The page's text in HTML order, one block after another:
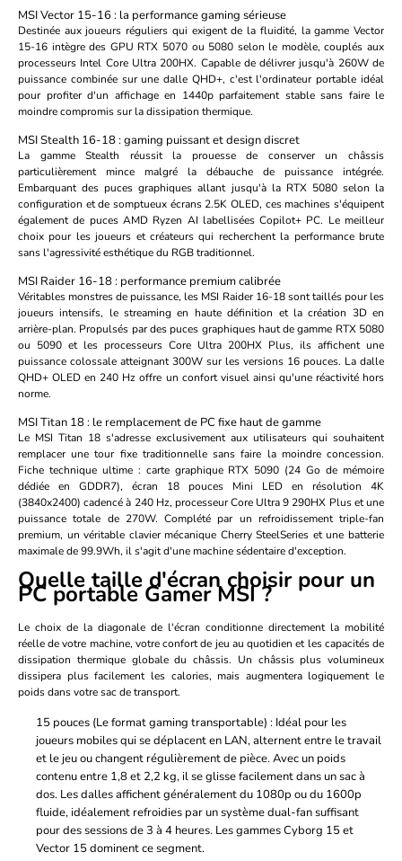
MSI Vector 15-16 : la performance gaming sérieuse
Destinée aux joueurs réguliers qui exigent de la fluidité, la gamme Vector
15-16 intègre des GPU RTX 5070 ou 5080 selon le modèle, couplés aux
processeurs Intel Core Ultra 200HX. Capable de délivrer jusqu'à 260W de
puissance combinée sur une dalle QHD+, c'est l'ordinateur portable idéal
pour profiter d'un affichage en 1440p parfaitement stable sans faire le
moindre compromis sur la dissipation thermique.
MSI Stealth 16-18 : gaming puissant et design discret
La gammeStealth réussit la prouesse de conserver un châssis
particulièrement mince malgré la débauche de puissance intégrée.
Embarquant des puces graphiques allant jusqu'à la RTX 5080 selon la
configuration et de somptueux écrans 2.5K OLED, ces machines s'équipent
également de puces AMD Ryzen AI labellisées Copilot+ PC. Le meilleur
choix pour les joueurs et créateurs qui recherchent la performance brute
sans l'agressivité esthétique du RGB traditionnel.
MSI Raider 16-18 : performance premium calibrée
Véritables monstres de puissance, les MSI Raider 16-18sont taillés pour les
joueurs intensifs, le streaming en haute définition et la création 3D en
arrière-plan. Propulsés par des puces graphiques haut de gamme RTX 5080
ou 5090 et les processeurs Core Ultra 200HX Plus, ils affichent une
puissance colossale atteignant 300W sur les versions 16 pouces. La dalle
QHD+ OLED en 240 Hz offre un confort visuel ainsi qu'une réactivité hors
norme.
MSI Titan 18 : le remplacement de PC fixe haut de gamme
Le MSI Titan 18 s'adresse exclusivement aux utilisateurs qui souhaitent
remplacer une tour fixe traditionnelle sans faire la moindre concession.
Fiche technique ultime : carte graphique RTX 5090 (24 Go de mémoire
dédiée en GDDR7), écran 18 pouces Mini LED en résolution 4K
(3840x2400) cadencé à 240 Hz, processeur Core Ultra 9 290HX Plus et une
puissance totale de 270W. Complété par un refroidissement triple-fan
premium, un véritable clavier mécanique Cherry SteelSeries et une batterie
maximale de 99.9Wh, il s'agit d'une machine sédentaire d'exception.
Quelle taille d'écran choisir pour un
PC portable Gamer MSI ?
Le choix de la diagonale de l'écran conditionne directement la mobilité
réelle de votre machine, votre confort de jeu au quotidien et les capacités de
dissipation thermique globale du châssis. Un châssis plus volumineux
dissipera plus facilement les calories, mais augmentera logiquement le
poids dans votre sac de transport.
15 pouces (Le format gaming transportable) : Idéal pour les
joueurs mobiles qui se déplacent en LAN, alternent entre le travail
et le jeu ou changent régulièrement de pièce. Avec un poids
contenu entre 1,8 et 2,2 kg, il se glisse facilement dans un sac à
dos. Les dalles affichent généralement du 1080p ou du 1600p
fluide, idéalement refroidies par un système dual-fan suffisant
pour des sessions de 3 à 4 heures. Les gammes Cyborg 15 et
Vector 15 dominent ce segment.